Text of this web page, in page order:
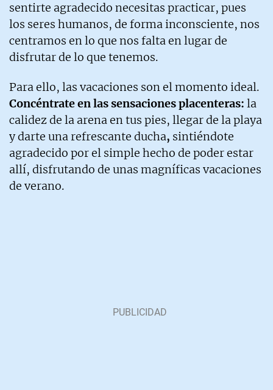
sentirte agradecido necesitas practicar, pues
los seres humanos, de forma inconsciente, nos
centramos en lo que nos falta en lugar de
disfrutar de lo que tenemos.
Para ello, las vacaciones son el momento ideal.
Concéntrate en las sensaciones placenteras: la
calidez de la arena en tus pies, llegar de la playa
y darte una refrescante ducha, sintiéndote
agradecido por el simple hecho de poder estar
allí, disfrutando de unas magníficas vacaciones
de verano.